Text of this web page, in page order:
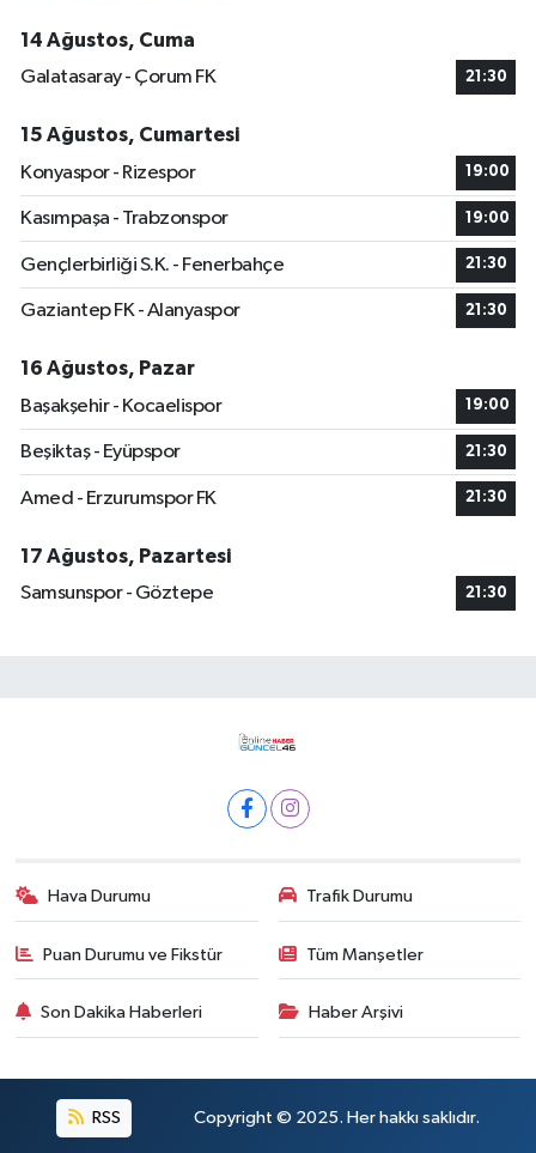
14 Ağustos, Cuma
Galatasaray - Çorum FK
21:30
15 Ağustos, Cumartesi
Konyaspor - Rizespor
19:00
Kasımpaşa - Trabzonspor 19:00
Gençlerbirliği S.K. - Fenerbahçe 21:30
Gaziantep FK - Alanyaspor 21:30
16 Ağustos, Pazar
Başakşehir - Kocaelispor
19:00
Beşiktaş - Eyüpspor 21:30
Amed - Erzurumspor FK 21:30
17 Ağustos, Pazartesi
Samsunspor - Göztepe
21:30
Hava Durumu Trafik Durumu
Puan Durumu ve Fikstür Tüm Manşetler
Son Dakika Haberleri Haber Arşivi
RSS Copyright © 2025. Her hakkı saklıdır.